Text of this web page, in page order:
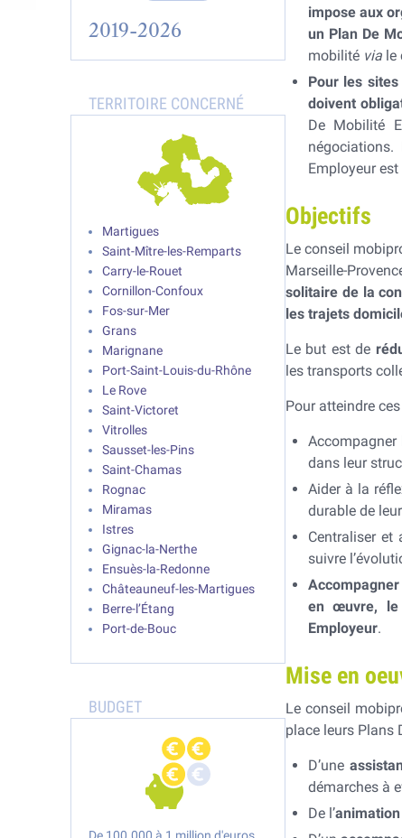
2019-2026
Martigues
Saint-Mître-les-Remparts
Carry-le-Rouet
Cornillon-Confoux
Fos-sur-Mer
Grans
Marignane
Port-Saint-Louis-du-Rhône
Le Rove
Saint-Victoret
Vitrolles
Sausset-les-Pins
Saint-Chamas
Rognac
Miramas
Istres
Gignac-la-Nerthe
Ensuès-la-Redonne
Châteauneuf-les-Martigues
Berre-l’Étang
Port-de-Bouc
impose aux
un Plan De
mobilité viale
Pour les
doivent
De Mobilité
Employeur
Objectifs
Le conseil
Marseille-
solitaire de la
les trajets
Le but est de
les transports
Pour atteindre
dans leur
Aider à la
durable de
Centraliser et
suivre
en œuvre, le
Employeur.
Mise en
Le conseil
place leurs Plans
D’une
démarches à
De l’